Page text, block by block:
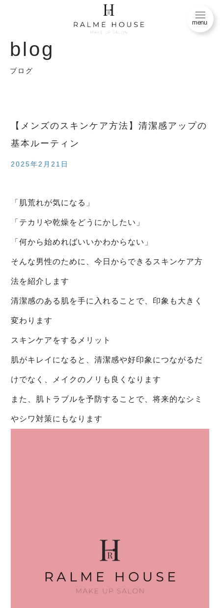
menu
トップページ
TOP
catalog
hairmakeartist&analyst
faq
ニュース
news
ブログ
blog
ブログ
【メンズのスキンケア方法】清潔感アップの
基本ルーティン
2025年2月21日
「肌荒れが気になる」
「テカリや乾燥をどうにかしたい」
「何から始めればいいかわからない」
そんな男性のために、今日からできるスキンケア方
法を紹介します
清潔感のある肌を手に入れることで、印象も大きく
変わります
スキンケアをするメリット
肌がキレイになると、清潔感や好印象につながるだ
けでなく、メイクのノリも良くなります
また、肌トラブルを予防することで、将来的なシミ
やシワ対策にもなります
トップページ
TOP
catalog
blog
hairmakeartist&analyst
よくあるご質問
faq
ニュース